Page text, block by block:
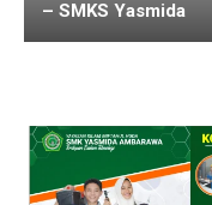
– SMKS Yasmida